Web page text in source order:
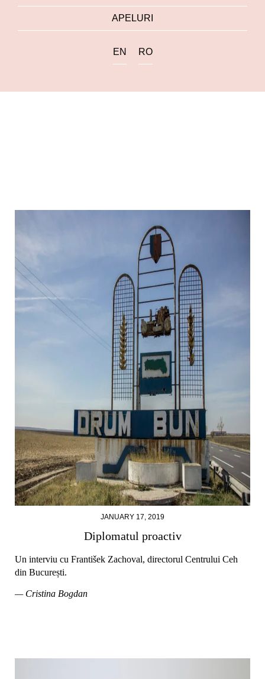
APELURI
EN RO
JANUARY 17, 2019
Diplomatul proactiv
Un interviu cu František Zachoval, directorul Centrului Ceh
din București.
— Cristina Bogdan